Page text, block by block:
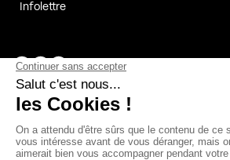
Infolettre
Page Facebook de Kollectif
Page Instagram de Kollectif
Page Linkedin de Kollectif